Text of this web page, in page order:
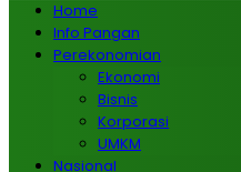
Home
Info Pangan
Perekonomian
Ekonomi
Bisnis
Korporasi
UMKM
Nasional